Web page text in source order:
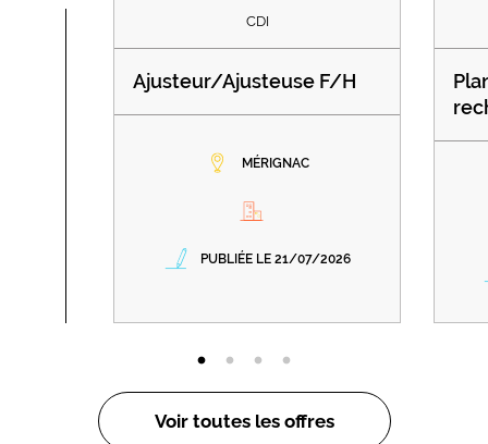
CDI
Ajusteur/Ajusteuse F/H
MÉRIGNAC
PUBLIÉE LE 21/07/2026
Voir toutes les offres